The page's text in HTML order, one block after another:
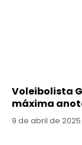
Voleibolista
máxima
9 de abril de 2025